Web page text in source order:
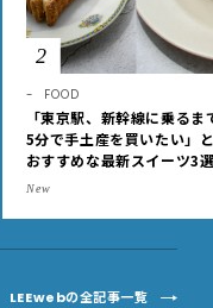
2
FOOD
「東京駅、新幹線に乗るま
5分で手土産を買いたい」
おすすめな最新スイーツ3
【東京駅改札内・朝8時開
New
LEEwebの全記事一覧